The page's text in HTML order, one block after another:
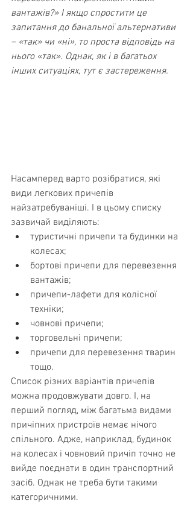
вантажів?» І якщо спростити це
запитання до банальної альтернативи
– «так» чи «ні», то проста відповідь на
нього «так». Однак, як і в багатьох
інших ситуаціях, тут є застереження.
Насамперед варто розібратися, які
види легкових причепів
найзатребуваніші. І в цьому списку
зазвичай виділяють:
туристичні причепи та будинки на
колесах;
бортові причепи для перевезення
вантажів;
причепи-лафети для колісної
техніки;
човнові причепи;
торговельні причепи;
причепи для перевезення тварин
тощо.
Список різних варіантів причепів
можна продовжувати довго. І, на
перший погляд, між багатьма видами
причіпних пристроїв немає нічого
спільного. Адже, наприклад, будинок
на колесах і човновий причіп точно не
вийде поєднати в один транспортний
засіб. Однак не треба бути такими
категоричними.